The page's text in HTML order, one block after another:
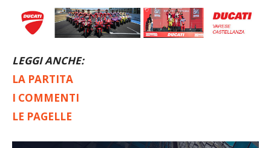
LEGGI ANCHE:
LA PARTITA
I COMMENTI
LE PAGELLE